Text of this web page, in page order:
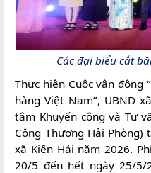
TIN
SỰ
KIỆN
Hoạt
động
Các đại biểu cắt
Thực hiện Cuộc vận động
hàng Việt Nam”, UBND
tâm Khuyến công và Tư
Công Thương Hải
xã Kiến Hải năm 2026.
20/5 đến hết ngày 25/5/